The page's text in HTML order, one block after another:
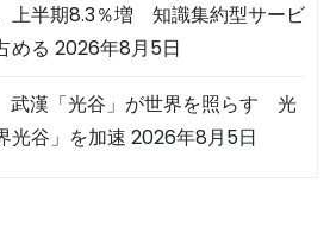
上半期8.3％増 知識集約型サービ
める 2026年8月5日
漢「光谷」が世界を照らす 光
光谷」を加速 2026年8月5日